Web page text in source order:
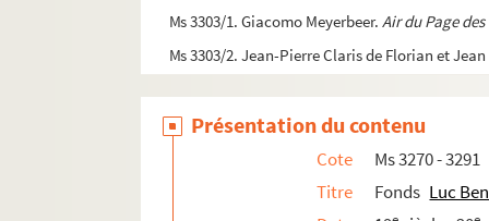
Ms 3303/1. Giacomo Meyerbeer.Air du Page
Ms 3303/2. Jean-Pierre Claris de Florian et
Ms 3305. Alfred Surin.Sous le masque(comédie
Ms 3306. Pièces manuscrites trouvées
Ms 3307. Dossier sur la famille Du Commun du
Présentation du contenu
Cote
Ms 3270 - 3291
Titre
Fonds Luc